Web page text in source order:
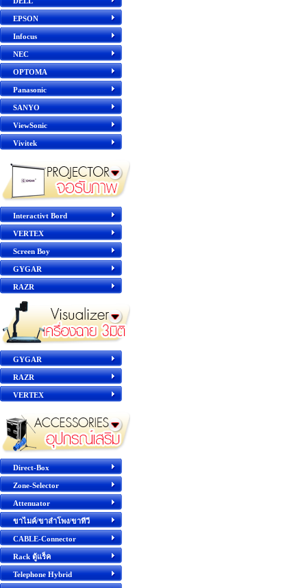
EPSON
Infocus
NEC
OPTOMA
Panasonic
SANYO
ViewSonic
Vivitek
Interactivt Bord
VERTEX
Screen Boy
GYGAR
RAZR
GYGAR
RAZR
VERTEX
Direct-Box
Zone-Selector
Attenuator
ขาไมค์/ขาลำโพง/ขาทีวี
CABLE-Connector
Rack ตู้แร็ค
Telephone Hybrid